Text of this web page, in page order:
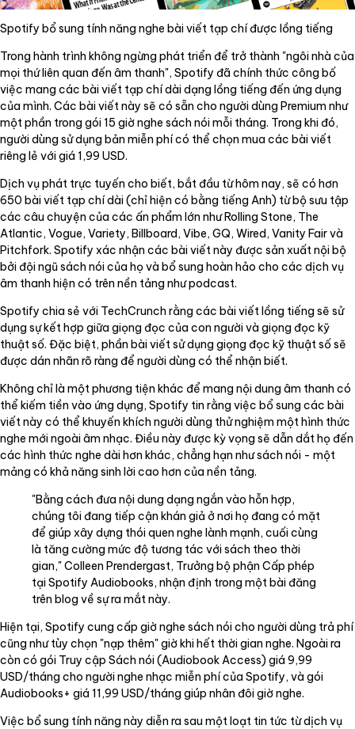
Spotify bổ sung tính năng nghe bài viết tạp chí được lồng tiếng
Trong hành trình không ngừng phát triển để trở thành "ngôi nhà của
mọi thứ liên quan đến âm thanh", Spotify đã chính thức công bố
việc mang các bài viết tạp chí dài dạng lồng tiếng đến ứng dụng
của mình. Các bài viết này sẽ có sẵn cho người dùng Premium như
một phần trong gói 15 giờ nghe sách nói mỗi tháng. Trong khi đó,
người dùng sử dụng bản miễn phí có thể chọn mua các bài viết
riêng lẻ với giá 1,99 USD.
Dịch vụ phát trực tuyến cho biết, bắt đầu từ hôm nay, sẽ có hơn
650 bài viết tạp chí dài (chỉ hiện có bằng tiếng Anh) từ bộ sưu tập
các câu chuyện của các ấn phẩm lớn như Rolling Stone, The
Atlantic, Vogue, Variety, Billboard, Vibe, GQ, Wired, Vanity Fair và
Pitchfork. Spotify xác nhận các bài viết này được sản xuất nội bộ
bởi đội ngũ sách nói của họ và bổ sung hoàn hảo cho các dịch vụ
âm thanh hiện có trên nền tảng như podcast.
Spotify chia sẻ với TechCrunch rằng các bài viết lồng tiếng sẽ sử
dụng sự kết hợp giữa giọng đọc của con người và giọng đọc kỹ
thuật số. Đặc biệt, phần bài viết sử dụng giọng đọc kỹ thuật số sẽ
được dán nhãn rõ ràng để người dùng có thể nhận biết.
Không chỉ là một phương tiện khác để mang nội dung âm thanh có
thể kiếm tiền vào ứng dụng, Spotify tin rằng việc bổ sung các bài
viết này có thể khuyến khích người dùng thử nghiệm một hình thức
nghe mới ngoài âm nhạc. Điều này được kỳ vọng sẽ dẫn dắt họ đến
các hình thức nghe dài hơn khác, chẳng hạn như sách nói - một
mảng có khả năng sinh lời cao hơn của nền tảng.
"Bằng cách đưa nội dung dạng ngắn vào hỗn hợp,
chúng tôi đang tiếp cận khán giả ở nơi họ đang có mặt
để giúp xây dựng thói quen nghe lành mạnh, cuối cùng
là tăng cường mức độ tương tác với sách theo thời
gian," Colleen Prendergast, Trưởng bộ phận Cấp phép
tại Spotify Audiobooks, nhận định trong một bài đăng
trên blog về sự ra mắt này.
Hiện tại, Spotify cung cấp giờ nghe sách nói cho người dùng trả phí
cũng như tùy chọn "nạp thêm" giờ khi hết thời gian nghe. Ngoài ra
còn có gói Truy cập Sách nói (Audiobook Access) giá 9,99
USD/tháng cho người nghe nhạc miễn phí của Spotify, và gói
Audiobooks+ giá 11,99 USD/tháng giúp nhân đôi giờ nghe.
Việc bổ sung tính năng này diễn ra sau một loạt tin tức từ dịch vụ